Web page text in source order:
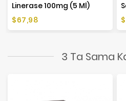
Linerase 100mg (5 Ml)
Cena
$67,98
3 Ta Sama